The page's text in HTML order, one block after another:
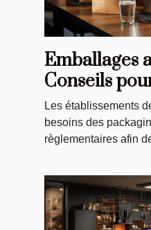
Emballages
Conseils
bon
restaurant
Les établissements
besoins des
règlementaires afin